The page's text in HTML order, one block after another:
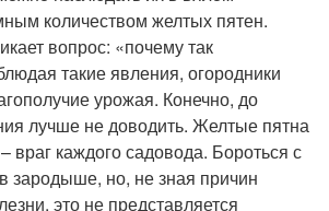
количеством желтых пятен.
вопрос: «почему так
такие явления, огородники
урожая. Конечно, до
лучше не доводить. Желтые пятна
враг каждого садовода. Бороться с
зародыше, но, не зная причин
это не представляется